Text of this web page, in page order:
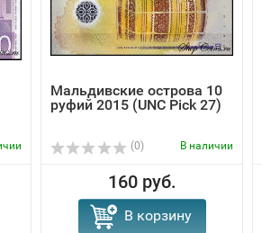
Мальдивские острова 10
руфий 2015 (UNC Pick 27)
(0) В наличии
160 руб.
В корзину